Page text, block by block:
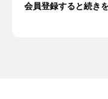
会員登録すると続き